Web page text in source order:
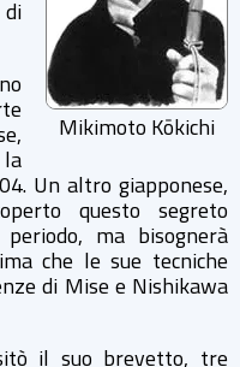
Mikimoto Kōkichi
di
la
Un altro giapponese,
questo segreto
ma bisognerà
che le sue tecniche
di Mise e Nishikawa
il suo brevetto, tre